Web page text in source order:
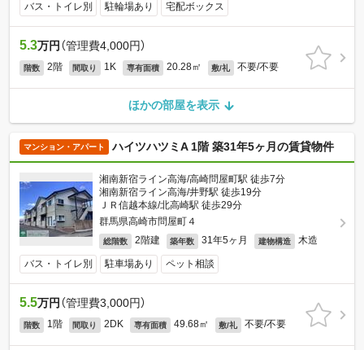
バス・トイレ別 駐輪場あり 宅配ボックス
5.3万円 （管理費4,000円）
階数 2階 間取り 1K 専有面積 20.28㎡ 敷/礼 不要/不要
ほかの部屋を表示
マンション・アパート ハイツハツミA 1階 築31年5ヶ月の賃貸物件
湘南新宿ライン高海/高崎問屋町駅 徒歩7分
湘南新宿ライン高海/井野駅 徒歩19分
ＪＲ信越本線/北高崎駅 徒歩29分
群馬県高崎市問屋町４
総階数 2階建 築年数 31年5ヶ月 建物構造 木造
バス・トイレ別 駐車場あり ペット相談
5.5万円 （管理費3,000円）
階数 1階 間取り 2DK 専有面積 49.68㎡ 敷/礼 不要/不要